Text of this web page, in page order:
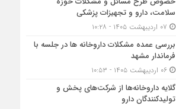
سلامت، دارو و تجهیزات پزشکی
بررسی عمده مشکلات داروخانه ها در جلسه با
فرماندار مشهد
۰۶ اردیبهشت ۱۴۰۵ - ۱۰:۵۳
گلایه داروخانه‌ها از شرکت‌های پخش و
تولیدکنندگان دارو